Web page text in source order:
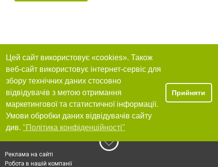
Цей сайт використовує «cookies». Також
веб-сайт використовує інтернет-сервіс для
збору технічних даних стосовно
відвідувачів з метою отримання
маркетингової та статистичної інформації.
Умови обробки даних відвідувачів сайту
див. "Політика конфіденційності"
Прийняти
Реклама на сайті
Робота в нашій компанії